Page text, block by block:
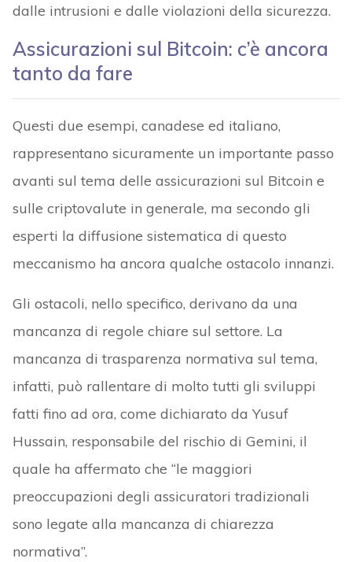
dalle intrusioni e dalle violazioni della sicurezza.
Assicurazioni sul Bitcoin: c’è ancora
tanto da fare
Questi due esempi, canadese ed italiano,
rappresentano sicuramente un importante passo
avanti sul tema delle assicurazioni sul Bitcoin e
sulle criptovalute in generale, ma secondo gli
esperti la diffusione sistematica di questo
meccanismo ha ancora qualche ostacolo innanzi.
Gli ostacoli, nello specifico, derivano da una
mancanza di regole chiare sul settore. La
mancanza di trasparenza normativa sul tema,
infatti, può rallentare di molto tutti gli sviluppi
fatti fino ad ora, come dichiarato da Yusuf
Hussain, responsabile del rischio di Gemini, il
quale ha affermato che “le maggiori
preoccupazioni degli assicuratori tradizionali
sono legate alla mancanza di chiarezza
normativa”.